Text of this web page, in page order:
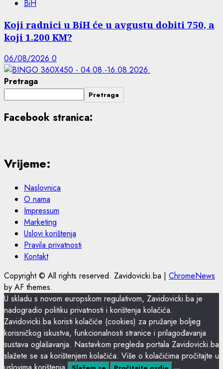
BiH
Koji radnici u BiH će u avgustu dobiti 750, a
koji 1.200 KM?
06/08/2026 0
Pretraga
Pretraga
Facebook stranica:
Vrijeme:
Naslovnica
O nama
Impressum
Marketing
Uslovi korištenja
Pravila privatnosti
Kontakt
Copyright © All rights reserved. Zavidovicki.ba | ChromeNews
by AF themes.
U skladu s novom europskom regulativom, Zavidovicki.ba je
nadogradio politiku privatnosti i korištenja kolačića.
Zavidovicki.ba koristi kolačiće (cookies) za pružanje boljeg
korisničkog iskustva, funkcionalnosti stranice i prilagođavanja
sustava oglašavanja. Nastavkom pregleda portala Zavidovicki.ba
slažete se sa korištenjem kolačića. Više o kolačićima pročitajte u